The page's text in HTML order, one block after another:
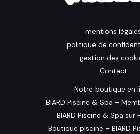
mentions
politique de
gestion des
Contact
Notre boutique en
BIARD Piscine & Spa –
BIARD Piscine & Spa sur
Boutique piscine – BIARD